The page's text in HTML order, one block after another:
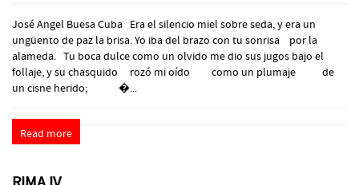
José Angel Buesa Cuba Era el silencio miel sobre seda, y era un
ungüento de paz la brisa. Yo iba del brazo con tu sonrisa por la
alameda. Tu boca dulce como un olvido me dio sus jugos bajo el
follaje, y su chasquido rozó mi oído como un plumaje de
un cisne herido; �...
Read more